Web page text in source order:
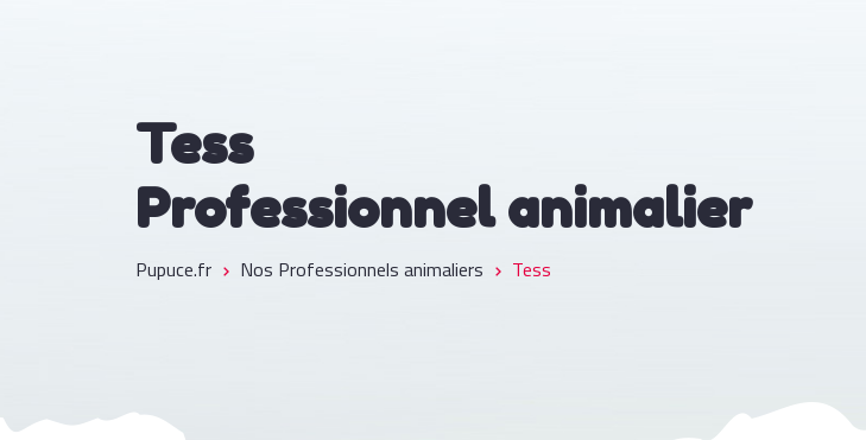
Tess
Professionnel animalier
Pupuce.fr Nos Professionnels animaliers Tess